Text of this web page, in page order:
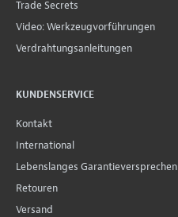
Trade Secrets
Video: Werkzeugvorführungen
Verdrahtungsanleitungen
KUNDENSERVICE
Kontakt
International
Lebenslanges Garantieversprechen
Retouren
Versand